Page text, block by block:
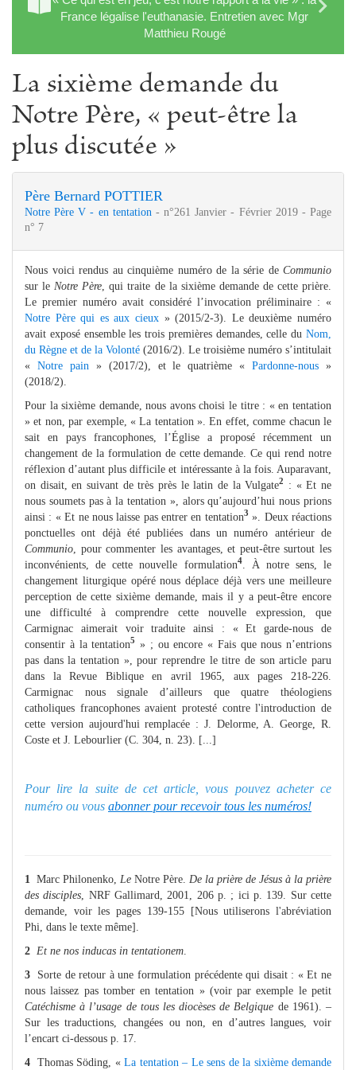
France légalise l'euthanasie. Entretien avec Mgr
Matthieu Rougé
La sixième demande du
Notre Père, « peut-être la
plus discutée »
Père Bernard POTTIER
Notre Père V - en tentation - n°261 Janvier - Février 2019 - Page
n° 7
Nous voici rendus au cinquième numéro de la série de Communio
sur le Notre Père , qui traite de la sixième demande de cette prière.
Le premier numéro avait considéré l’invocation préliminaire : «
Notre Père qui es aux cieux » (2015/2-3). Le deuxième numéro
avait exposé ensemble les trois premières demandes, celle du Nom,
du Règne et de la Volonté (2016/2). Le troisième numéro s’intitulait
« Notre pain » (2017/2), et le quatrième «Pardonne-nous »
(2018/2).
Pour la sixième demande, nous avons choisi le titre : « en tentation
» et non, par exemple, « La tentation ». En effet, comme chacun le
sait en pays francophones, l’Église a proposé récemment un
changement de la formulation de cette demande. Ce qui rend notre
réflexion d’autant plus difficile et intéressante à la fois. Auparavant,
on disait, en suivant de très près le latin de la Vulgate2
: « Et ne
nous soumets pas à la tentation », alors qu’aujourd’hui nous prions
ainsi : « Et ne nous laisse pas entrer en tentation3 ». Deux réactions
ponctuelles ont déjà été publiées dans un numéro antérieur de
Communio , pour commenter les avantages, et peut-être surtout les
inconvénients, de cette nouvelle formulation4. À notre sens, le
changement liturgique opéré nous déplace déjà vers une meilleure
perception de cette sixième demande, mais il y a peut-être encore
une difficulté à comprendre cette nouvelle expression, que
Carmignac aimerait voir traduite ainsi : « Et garde-nous de
consentir à la tentation5
» ; ou encore « Fais que nous n’entrions
pas dans la tentation », pour reprendre le titre de son article paru
dans la Revue Biblique en avril 1965, aux pages 218-226.
Carmignac nous signale d’ailleurs que quatre théologiens
catholiques francophones avaient protesté contre l'introduction de
cette version aujourd'hui remplacée : J. Delorme, A. George, R.
Coste et J. Lebourlier (C. 304, n. 23). [...]
Pour lire la suite de cet article, vous pouvez acheter ce
numéro ou vous abonner pour recevoir tous les numéros!
1 Marc Philonenko, Le Notre Père. De la prière de Jésus à la prière
des disciples , NRF Gallimard, 2001, 206 p. ; ici p. 139. Sur cette
demande, voir les pages 139-155 [Nous utiliserons l'abréviation
Phi, dans le texte même].
2 Et ne nos inducas in tentationem
3 Sorte de retour à une formulation précédente qui disait : « Et ne
nous laissez pas tomber en tentation » (voir par exemple le petit
Catéchisme à l’usage de tous les diocèses de Belgique de 1961). –
Sur les traductions, changées ou non, en d’autres langues, voir
l’encart ci-dessous p. 17.
4 Thomas Söding, «La tentation – Le sens de la sixième demande